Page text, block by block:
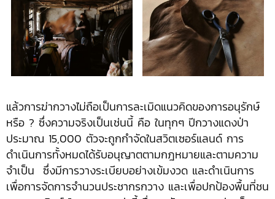
แล้วการฆ่ากวางไม่ถือเป็นการละเมิดแนวคิดของการอนุรักษ์
หรือ ? ซึ่งความจริงเป็นเช่นนี้ คือ ในทุกๆ ปีกวางแดงป่า
ประมาณ 15,000 ตัวจะถูกกำจัดในสวิตเซอร์แลนด์ การ
ดำเนินการทั้งหมดได้รับอนุญาตตามกฎหมายและตามความ
จำเป็น ซึ่งมีการวางระเบียบอย่างเข้มงวด และดำเนินการ
เพื่อการจัดการจำนวนประชากรกวาง และเพื่อปกป้องพื้นที่ชน